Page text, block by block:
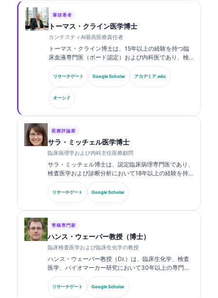
筆頭著者
トーマス・クライン医学博士
カンテスティAI最高医療責任者
トーマス・クライン博士は、15年以上の経験を持つ臨
床血液専門医（ボード認定）および内科医であり、検
査医学およびAI支援による臨床解析に関する豊富な経
験を有しています。Kantesti AIにおける最高医療責任
者（CMO）として、同社の独自のニューラルネットワ
ークの医療的正確性に関する臨床的監督を行っていま
す。クライン博士は、バイオマーカーの解釈および検
査医学に関する研究・論文を幅広く発表しています。.
リサーチゲート Google Scholar アカデミア.edu
オーシド
医療評論家
サラ・ミッチェル医学博士
臨床病理学および内科主任医療顧問
サラ・ミッチェル博士は、認定臨床病理専門医であり、
検査医学および診断分析において18年以上の経験を持
ちます。臨床化学の専門資格を有し、臨床現場における
バイオマーカーパネルおよび検査分析について、幅広く
発表しています。.
リサーチゲート Google Scholar
寄稿専門家
ハンス・ウェーバー教授（博士）
臨床検査医学および臨床生化学の教授
ハンス・ウェーバー教授（Dr.）は、臨床生化学、検査
医学、バイオマーカー研究において30年以上の専門知
識を持ちます。ドイツ臨床化学会の元会長であり、診断
パネル解析、バイオマーカーの標準化、AI支援による検
査医学を専門としています。.
リサーチゲート Google Scholar